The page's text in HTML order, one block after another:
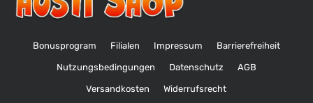
Bonusprogram Filialen Impressum Barrierefreiheit
Nutzungsbedingungen Datenschutz AGB
Versandkosten Widerrufsrecht